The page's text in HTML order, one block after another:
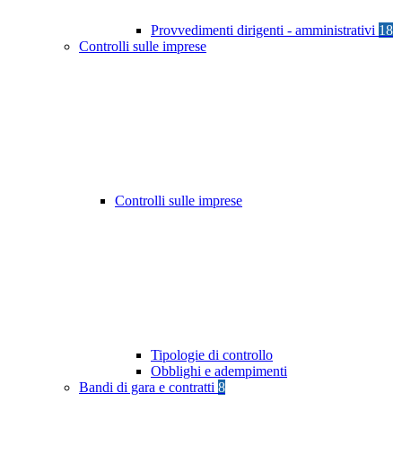
Provvedimenti dirigenti - amministrativi 18
Controlli sulle imprese
Controlli sulle imprese
Tipologie di controllo
Obblighi e adempimenti
Bandi di gara e contratti 8